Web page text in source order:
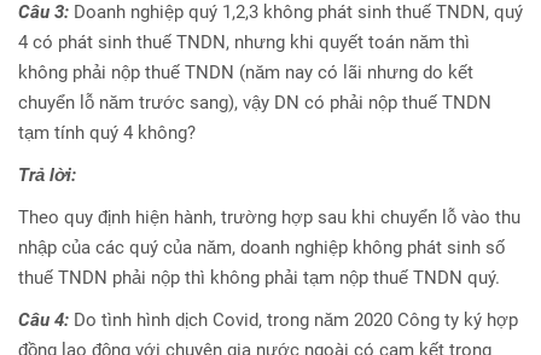
Câu 3: Doanh nghiệp quý 1,2,3 không phát sinh thuế TNDN, quý
4 có phát sinh thuế TNDN, nhưng khi quyết toán năm thì
không phải nộp thuế TNDN (năm nay có lãi nhưng do kết
chuyển lỗ năm trước sang), vậy DN có phải nộp thuế TNDN
tạm tính quý 4 không?
Trả lời:
Theo quy định hiện hành, trường hợp sau khi chuyển lỗ vào thu
nhập của các quý của năm, doanh nghiệp không phát sinh số
thuế TNDN phải nộp thì không phải tạm nộp thuế TNDN quý.
Câu 4: Do tình hình dịch Covid, trong năm 2020 Công ty ký hợp
đồng lao động với chuyên gia nước ngoài có cam kết trong